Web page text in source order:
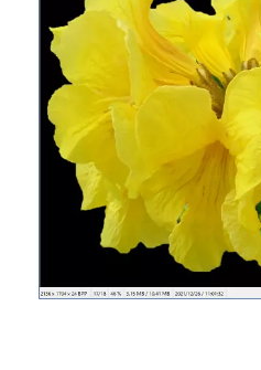
ファイル名を設定して、「保